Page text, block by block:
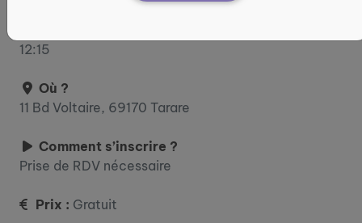
12:15
Où ?
11 Bd Voltaire, 69170 Tarare
Comment s’inscrire ?
Prise de RDV nécessaire
Prix : Gratuit